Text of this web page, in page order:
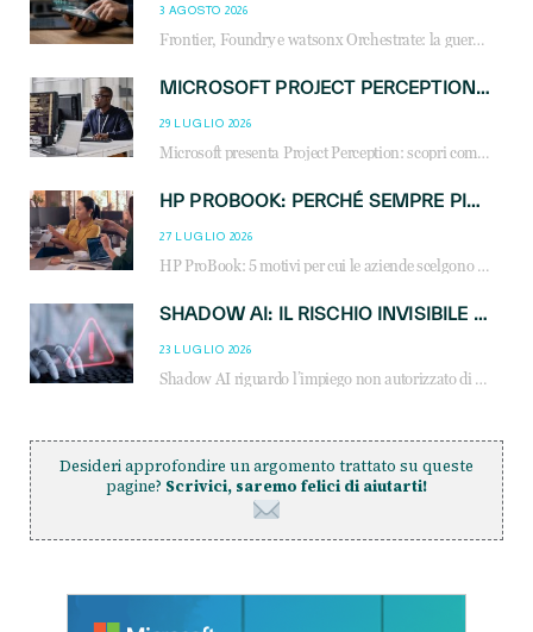
3 AGOSTO 2026
Frontier, Foundry e watsonx Orchestrate: la guerra delle piattaforme AI agent ridisegna il mercato IT. Cosa cambia per reseller, MSP e system integrator.
MICROSOFT PROJECT PERCEPTION: COME GLI AGENTI AI CAMBIERANNO SOC, CYBERSECURITY E SERVIZI MSP
29 LUGLIO 2026
Microsoft presenta Project Perception: scopri come gli agenti AI possono trasformare cybersecurity, SOC e servizi gestiti degli MSP.
HP PROBOOK: PERCHÉ SEMPRE PIÙ AZIENDE SCELGONO NOTEBOOK PROGETTATI PER IL LAVORO MODERNO
27 LUGLIO 2026
HP ProBook: 5 motivi per cui le aziende scelgono i notebook business HP per migliorare produttività, sicurezza e gestione dell’AI.
SHADOW AI: IL RISCHIO INVISIBILE CHE LE AZIENDE POSSONO GOVERNARE
23 LUGLIO 2026
Shadow AI riguardo l’impiego non autorizzato di sistemi AI all’interno dell’azienda. E’ una pratica che si diffonde a partire dai dipendenti fino ai dirigenti e mette a repentaglio la cybersecurity, con costi più elevati per le organizzazioni. Due recenti report illustrano il fenomeno e forniscono dati in merito
Desideri approfondire un argomento trattato su queste
pagine? Scrivici, saremo felici di aiutarti!